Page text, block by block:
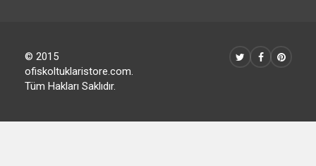
© 2015
ofiskoltuklaristore.com.